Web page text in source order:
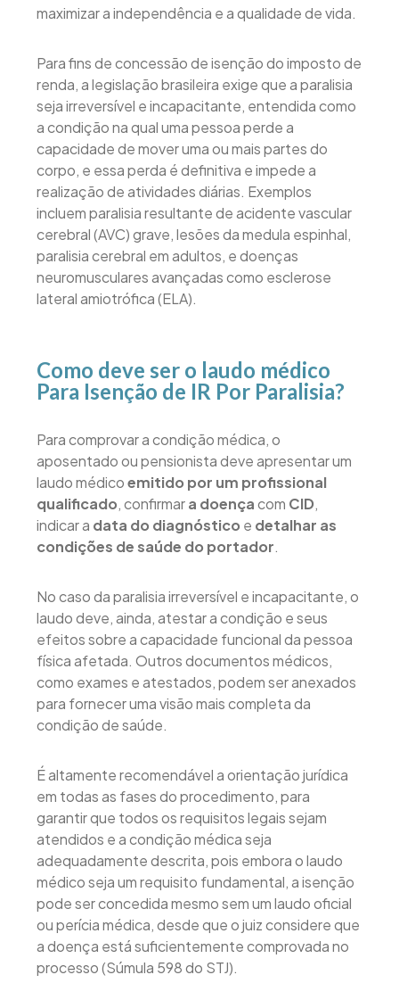
maximizar a independência e a qualidade de vida.
Para fins de concessão de isenção do imposto de
renda, a legislação brasileira exige que a paralisia
seja irreversível e incapacitante, entendida como
a condição na qual uma pessoa perde a
capacidade de mover uma ou mais partes do
corpo, e essa perda é definitiva e impede a
realização de atividades diárias. Exemplos
incluem paralisia resultante de acidente vascular
cerebral (AVC) grave, lesões da medula espinhal,
paralisia cerebral em adultos, e doenças
neuromusculares avançadas como esclerose
lateral amiotrófica (ELA).
Como deve ser o laudo médico
Para Isenção de IR Por Paralisia?
Para comprovar a condição médica, o
aposentado ou pensionista deve apresentar um
laudo médicoemitido por um profissional
qualificado, confirmara doençacom CID,
indicar a data do diagnóstico e detalhar as
condições de saúde do portador.
No caso da paralisia irreversível e incapacitante, o
laudo deve, ainda, atestar a condição e seus
efeitos sobre a capacidade funcional da pessoa
física afetada. Outros documentos médicos,
como exames e atestados, podem ser anexados
para fornecer uma visão mais completa da
condição de saúde.
É altamente recomendável a orientação jurídica
em todas as fases do procedimento, para
garantir que todos os requisitos legais sejam
atendidos e a condição médica seja
adequadamente descrita, pois embora o laudo
médico seja um requisito fundamental, a isenção
pode ser concedida mesmo sem um laudo oficial
ou perícia médica, desde que o juiz considere que
a doença está suficientemente comprovada no
processo (Súmula 598 do STJ).